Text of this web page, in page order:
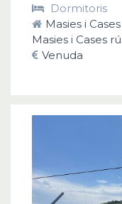
Dormitoris
Masies i
Masies i Cases
Venuda